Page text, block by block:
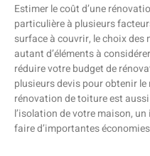
Estimer le coût d’une
particulière à plusieurs
surface à couvrir, le choix
autant d’éléments à
réduire votre budget de
plusieurs devis pour obtenir le
rénovation de toiture est
l’isolation de votre maison,
faire d’importantes